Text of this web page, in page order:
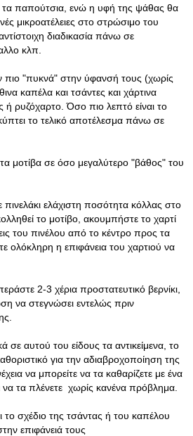
τα παπούτσια, ενώ η υφή της ψάθας θα
μικροατέλειες στο στρώσιμο του
διαδικασία πάνω σε
κλπ.
πιο "πυκνά" στην ύφανσή τους (χωρίς
καπέλα και τσάντες και χάρτινα
ή ρυζόχαρτο. Όσο πιο λεπτό είναι το
το τελικό αποτέλεσμα πάνω σε
μοτίβα σε όσο μεγαλύτερο "βάθος" του
ελάχιστη ποσότητα κόλλας στο
το μοτίβο, ακουμπήστε το χαρτί
του πινέλου από το κέντρο προς τα
ολόκληρη η επιφάνεια του χαρτιού να
2-3 χέρια προστατευτικό βερνίκι,
να στεγνώσει εντελώς πριν
σε αυτού του είδους τα αντικείμενα, το
για την αδιαβροχοποίηση της
να μπορείτε να τα καθαρίζετε με ένα
να τα πλένετε χωρίς κανένα πρόβλημα.
το σχέδιο της τσάντας ή του καπέλου
επιφάνειά τους